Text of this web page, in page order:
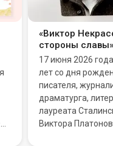
«Виктор
стороны славы»
17 июня 2026
лет со дня
писателя,
драматурга,
лауреата
Виктора